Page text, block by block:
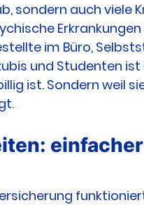
sondern auch viele
im Büro,
und Studenten
ist. Sondern weil